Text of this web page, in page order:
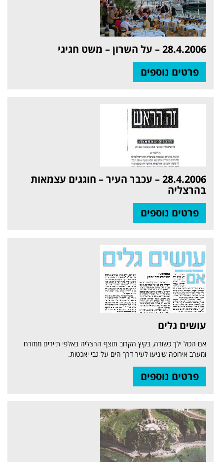
28.4.2006 – על השרון – משט חגיגי
פרטים נוספים
28.4.2006 – עכבר העיר – חוגגים עצמאות
בהרצליה
פרטים נוספים
עושים גלים
אם הכול ילך כשורה, בקיץ הקרוב תוצף הרצליה באלפי תיירים ממזרח
ומערב אירופה שיגיעו לעיר דרך הים על גבי יאכטות.
פרטים נוספים